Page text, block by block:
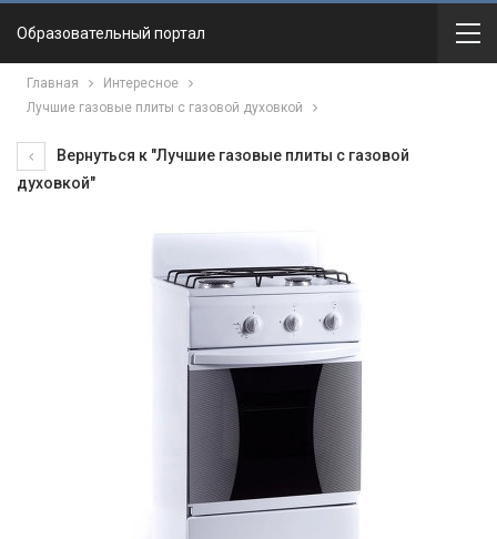
Образовательный портал
Главная
Интересное
Лучшие газовые плиты с газовой духовкой
Вернуться к "Лучшие газовые плиты с газовой
духовкой"